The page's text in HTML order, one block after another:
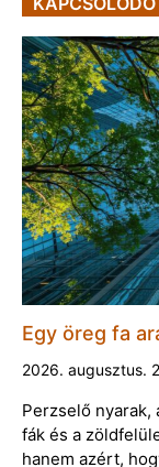
Egy öreg fa
2026. augusztus.
Perzselő
fák és a
hanem azért,